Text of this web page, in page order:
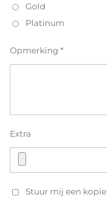
Gold
Platinum
Opmerking *
Extra
Stuur mij een kopie